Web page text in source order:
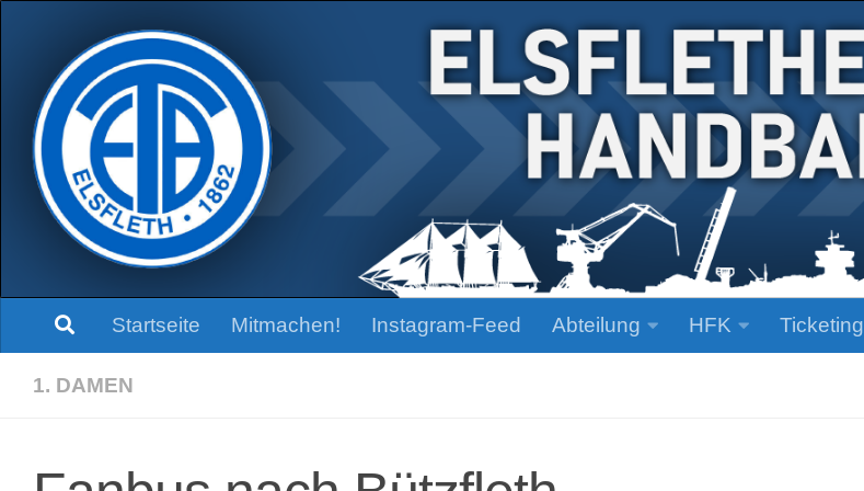
Zum Inhalt springen
Startseite Mitmachen! Instagram-Feed Abteilung HFK Ticketing
1. DAMEN